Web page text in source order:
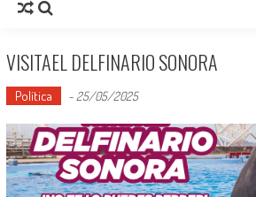
VISITAEL DELFINARIO SONORA
Política - 25/05/2025